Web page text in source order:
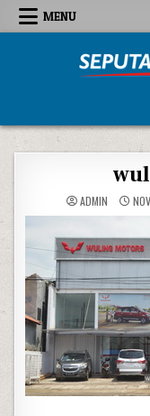
Skip to content
MENU
ADMIN